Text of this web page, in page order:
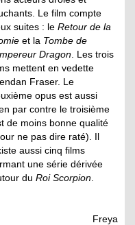
Le film compte
suites : le Retour de la
et la Tombe de
Dragon . Les trois
mettent en vedette
Fraser. Le
opus est aussi
par contre le troisième
de moins bonne qualité
ne pas dire raté). Il
aussi cinq films
une série dérivée
du Roi Scorpion
Freya